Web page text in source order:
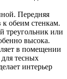
Передняя
к обеим стенкам.
треугольник или
высока.
в помещении
тесных
интерьер